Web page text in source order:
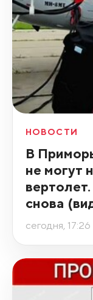
НОВОСТИ
В
не могут
снова
сегодня, 17:26